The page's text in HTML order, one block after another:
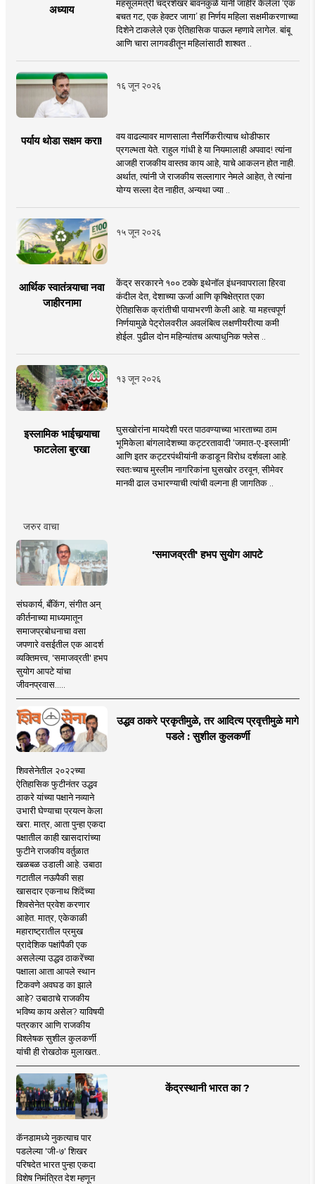
अध्याय
महसूलमंत्री चंद्रशेखर बावनकुळे यांनी जाहीर केलेला ‘एक
बचत गट, एक हेक्टर जागा’ हा निर्णय महिला सक्षमीकरणाच्या
दिशेने टाकलेले एक ऐतिहासिक पाऊल म्हणावे लागेल. बांबू
आणि चारा लागवडीतून महिलांसाठी शाश्वत ..
१६ जून २०२६
पर्याय थोडा सक्षम करा!
वय वाढल्यावर माणसाला नैसर्गिकरीत्याच थोडीफार
प्रगल्भता येते. राहुल गांधी हे या नियमालाही अपवाद! त्यांना
आजही राजकीय वास्तव काय आहे, याचे आकलन होत नाही.
अर्थात, त्यांनी जे राजकीय सल्लागार नेमले आहेत, ते त्यांना
योग्य सल्ला देत नाहीत, अन्यथा ज्या ..
१५ जून २०२६
आर्थिक स्वातंत्र्याचा नवा
जाहीरनामा
केंद्र सरकारने १०० टक्के इथेनॉल इंधनवापराला हिरवा
कंदील देत, देशाच्या ऊर्जा आणि कृषिक्षेत्रात एका
ऐतिहासिक क्रांतीची पायाभरणी केली आहे. या महत्त्वपूर्ण
निर्णयामुळे पेट्रोलवरील अवलंबित्व लक्षणीयरीत्या कमी
होईल. पुढील दोन महिन्यांतच अत्याधुनिक फ्लेस ..
१३ जून २०२६
इस्लामिक भाईचार्‍याचा
फाटलेला बुरखा
घुसखोरांना मायदेशी परत पाठवण्याच्या भारताच्या ठाम
भूमिकेला बांगलादेशच्या कट्टरतावादी ‘जमात-ए-इस्लामी’
आणि इतर कट्टरपंथीयांनी कडाडून विरोध दर्शवला आहे.
स्वतःच्याच मुस्लीम नागरिकांना घुसखोर ठरवून, सीमेवर
मानवी ढाल उभारण्याची त्यांची वल्गना ही जागतिक ..
जरुर वाचा
'समाजव्रती' हभप सुयोग आपटे
संघकार्य, बँकिंग, संगीत अन्
कीर्तनाच्या माध्यमातून
समाजप्रबोधनाचा वसा
जपणारे वसईतील एक आदर्श
व्यक्तिमत्त्व, 'समाजव्रती' हभप
सुयोग आपटे यांचा
जीवनप्रवास.....
उद्धव ठाकरे प्रकृतीमुळे, तर आदित्य प्रवृत्तीमुळे मागे
पडले : सुशील कुलकर्णी
शिवसेनेतील २०२२च्या
ऐतिहासिक फुटीनंतर उद्धव
ठाकरे यांच्या पक्षाने नव्याने
उभारी घेण्याचा प्रयत्न केला
खरा. मात्र, आता पुन्हा एकदा
पक्षातील काही खासदारांच्या
फुटीने राजकीय वर्तुळात
खळबळ उडाली आहे. उबाठा
गटातील नऊपैकी सहा
खासदार एकनाथ शिंदेंच्या
शिवसेनेत प्रवेश करणार
आहेत. मात्र, एकेकाळी
महाराष्ट्रातील प्रमुख
प्रादेशिक पक्षांपैकी एक
असलेल्या उद्धव ठाकरेंच्या
पक्षाला आता आपले स्थान
टिकवणे अवघड का झाले
आहे? उबाठाचे राजकीय
भविष्य काय असेल? याविषयी
पत्रकार आणि राजकीय
विश्लेषक सुशील कुलकर्णी
यांची ही रोखठोक मुलाखत..
केंद्रस्थानी भारत का ?
कॅनडामध्ये नुकत्याच पार
पडलेल्या 'जी-७' शिखर
परिषदेत भारत पुन्हा एकदा
विशेष निमंत्रित देश म्हणून